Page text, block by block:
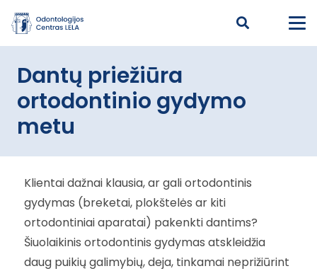
Dantų priežiūra
ortodontinio gydymo
metu
Klientai dažnai klausia, ar gali ortodontinis
gydymas (breketai, plokštelės ar kiti
ortodontiniai aparatai) pakenkti dantims?
Šiuolaikinis ortodontinis gydymas atskleidžia
daug puikių galimybių, deja, tinkamai neprižiūrint